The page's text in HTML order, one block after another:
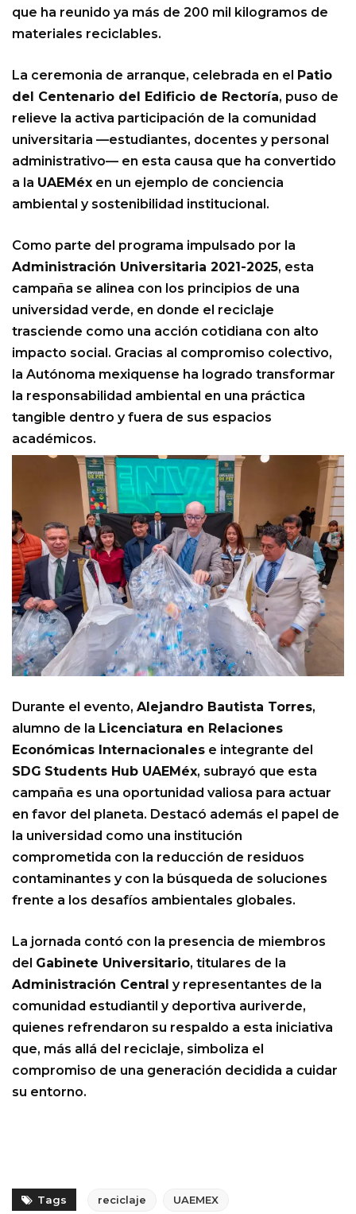
que ha reunido ya más de 200 mil kilogramos de
materiales reciclables.
La ceremonia de arranque, celebrada en el Patio
del Centenario del Edificio de Rectoría, puso de
relieve la activa participación de la comunidad
universitaria —estudiantes, docentes y personal
administrativo— en esta causa que ha convertido
a la UAEMéx en un ejemplo de conciencia
ambiental y sostenibilidad institucional.
Como parte del programa impulsado por la
Administración Universitaria 2021-2025, esta
campaña se alinea con los principios de una
universidad verde, en donde el reciclaje
trasciende como una acción cotidiana con alto
impacto social. Gracias al compromiso colectivo,
la Autónoma mexiquense ha logrado transformar
la responsabilidad ambiental en una práctica
tangible dentro y fuera de sus espacios
académicos.
Durante el evento, Alejandro Bautista Torres,
alumno de la Licenciatura en Relaciones
Económicas Internacionales e integrante del
SDG Students Hub UAEMéx, subrayó que esta
campaña es una oportunidad valiosa para actuar
en favor del planeta. Destacó además el papel de
la universidad como una institución
comprometida con la reducción de residuos
contaminantes y con la búsqueda de soluciones
frente a los desafíos ambientales globales.
La jornada contó con la presencia de miembros
del Gabinete Universitario, titulares de la
Administración Central y representantes de la
comunidad estudiantil y deportiva auriverde,
quienes refrendaron su respaldo a esta iniciativa
que, más allá del reciclaje, simboliza el
compromiso de una generación decidida a cuidar
su entorno.
Tags reciclaje UAEMEX